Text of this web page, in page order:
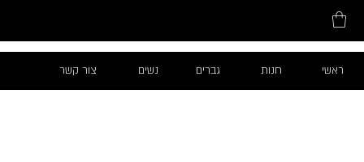
ראשי חנות גברים נשים צור קשר